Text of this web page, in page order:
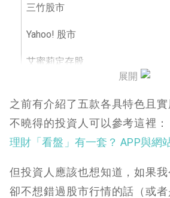
三竹股市
Yahoo! 股市
艾蜜莉定存股
展開
之前有介紹了五款各具特色且
不曉得的投資人可以參考這裡：
理財「看盤」有一套？ APP與網
但投資人應該也想知道，如果
卻不想錯過股市行情的話（或